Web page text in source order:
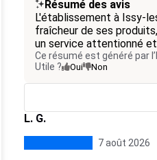
Résumé des avis
L'établissement à Issy-
fraîcheur de ses
un service attentionné
Ce résumé est généré par
Utile ?
Oui Non
L. G.
7 août 2026